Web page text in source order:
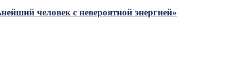
человек с невероятной энергией»